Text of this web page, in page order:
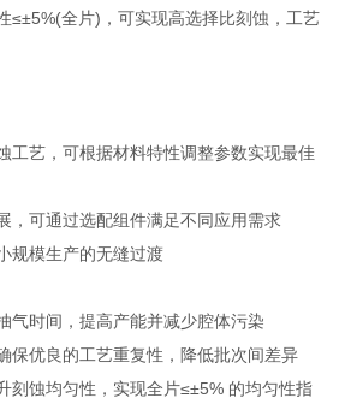
≤±5%(全片)，可实现高选择比刻蚀，工艺
工艺，可根据材料特性调整参数实现最佳
，可通过选配组件满足不同应用需求
规模生产的无缝过渡
气时间，提高产能并减少腔体污染
保优良的工艺重复性，降低批次间差异
刻蚀均匀性，实现全片≤±5% 的均匀性指